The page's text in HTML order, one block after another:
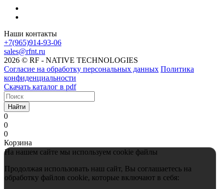
Наши контакты
+7(965)914-93-06
sales@rfnt.ru
2026 © RF - NATIVE TECHNOLOGIES
Согласие на обработку персональных данных Политика
конфиденциальности
Скачать каталог в pdf
Найти
0
0
0
Корзина
На нашем сайте мы используем cookie файлы
Продолжая использовать наш сайт, Вы соглашаетесь на
обработку файлов cookie, которые включают в себя: